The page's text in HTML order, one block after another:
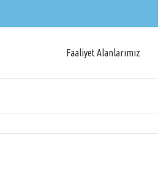
Faaliyet Alanlarımız